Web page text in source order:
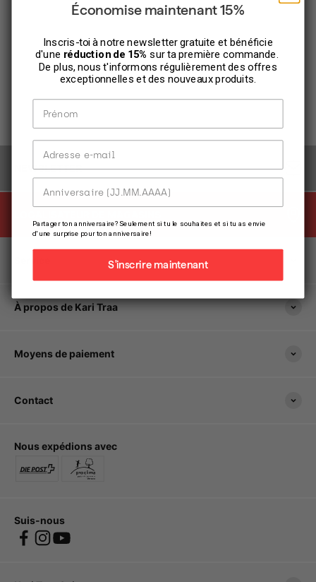
NEWSLETTER
À propos de Kari Traa
Contact
Suis-nous
Nous expédions avec
Moyens de paiement
Économise maintenant 15%
Inscris-toi à notre newsletter gratuite et bénéficie
d'une réduction de 15% sur ta première commande.
De plus, nous t'informons régulièrement des offres
exceptionnelles et des nouveaux produits.
Prénom
Adresse e-mail
Anniversaire
Partager ton anniversaire? Seulement si tu le souhaites et si tu as envie
d'une surprise pour ton anniversaire!
S'inscrire maintenant